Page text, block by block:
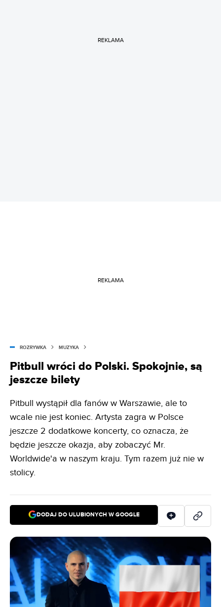
REKLAMA
REKLAMA
ROZRYWKA MUZYKA
Pitbull wróci do Polski. Spokojnie, są
jeszcze bilety
Pitbull wystąpił dla fanów w Warszawie, ale to
wcale nie jest koniec. Artysta zagra w Polsce
jeszcze 2 dodatkowe koncerty, co oznacza, że
będzie jeszcze okazja, aby zobaczyć Mr.
Worldwide'a w naszym kraju. Tym razem już nie w
stolicy.
DODAJ DO ULUBIONYCH W GOOGLE